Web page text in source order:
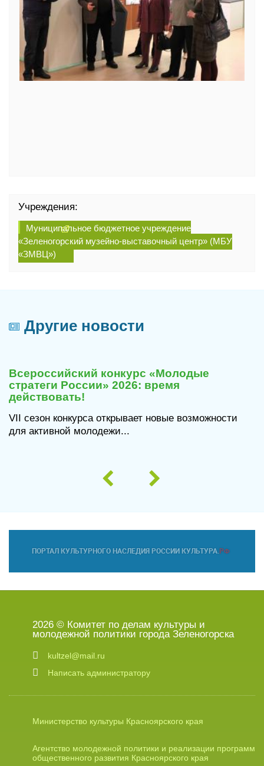
Учреждения:
Муниципальное бюджетное учреждение
«Зеленогорский музейно-выставочный центр» (МБУ
«ЗМВЦ»)
Другие новости
Всероссийский конкурс «Молодые
стратеги России» 2026: время
действовать!
VII сезон конкурса открывает новые возможности
для активной молодежи...
2026 © Комитет по делам культуры и
молодежной политики города Зеленогорска
kultzel@mail.ru
Написать администратору
Министерство культуры Красноярского края
Агентство молодежной политики и реализации программ
общественного развития Красноярского края